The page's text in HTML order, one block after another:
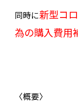
同時に新型コ
為の購入費用
〈概要〉